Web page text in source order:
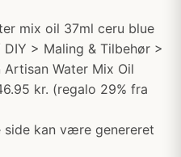
mix oil 37ml ceru blue
> Maling & Tilbehør >
Water Mix Oil
kr. (regalo 29% fra
side kan være genereret